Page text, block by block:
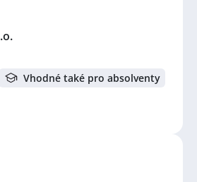
Vhodné také pro absolventy